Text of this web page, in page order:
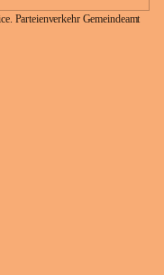
Parteienverkehr Gemeindeamt